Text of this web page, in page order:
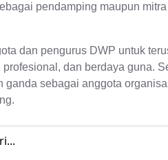
pendamping maupun
dan pengurus DWP untuk
dan berdaya guna.
ganda sebagai anggota